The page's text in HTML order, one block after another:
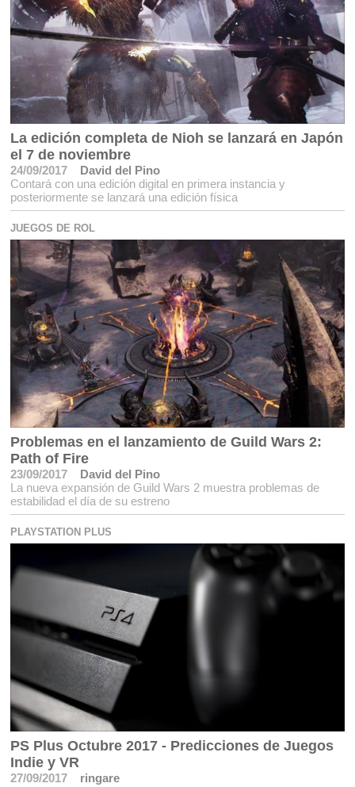
La edición completa de Nioh se lanzará en Japón
el 7 de noviembre
24/09/2017
David del Pino
Contará con una edición digital en primera instancia y
posteriormente se lanzará una edición física
JUEGOS DE ROL
Problemas en el lanzamiento de Guild Wars 2:
Path of Fire
23/09/2017
David del Pino
La nueva expansión de Guild Wars 2 muestra problemas de
estabilidad el día de su estreno
PLAYSTATION PLUS
PS Plus Octubre 2017 - Predicciones de Juegos
Indie y VR
27/09/2017
ringare